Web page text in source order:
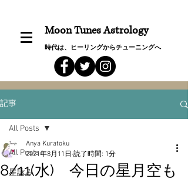
Moon Tunes Astrology
時代は、ヒーリングからチューニングへ
記事
All Posts
星詠み
All Posts
8/11(水) 今日の星月空も
Anya Kuratoku
2021年8月11日 読了時間: 1分